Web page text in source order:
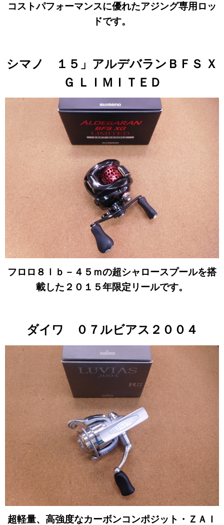
コストパフォーマンスに優れたアジング専用ロッ
ドです。
シマノ １５」アルデバランＢＦＳ Ｘ
Ｇ ＬＩＭＩＴＥＤ
フロロ８ｌｂ－４５ｍの超シャロースプールを搭
載した２０１５年限定リールです。
ダイワ ０７ルビアス２００４
超軽量、高強度なカーボンコンポジット・ＺＡＩ